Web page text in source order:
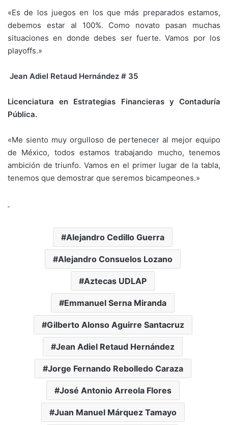
«Es de los juegos en los que más preparados estamos,
debemos estar al 100%. Como novato pasan muchas
situaciones en donde debes ser fuerte. Vamos por los
playoffs.»
Jean Adiel Retaud Hernández # 35
Licenciatura en Estrategias Financieras y Contaduría
Pública.
«Me siento muy orgulloso de pertenecer al mejor equipo
de México, todos estamos trabajando mucho, tenemos
ambición de triunfo. Vamos en el primer lugar de la tabla,
tenemos que demostrar que seremos bicampeones.»
Alejandro Cedillo Guerra
Alejandro Consuelos Lozano
Aztecas UDLAP
Emmanuel Serna Miranda
Gilberto Alonso Aguirre Santacruz
Jean Adiel Retaud Hernández
Jorge Fernando Rebolledo Caraza
José Antonio Arreola Flores
Juan Manuel Márquez Tamayo